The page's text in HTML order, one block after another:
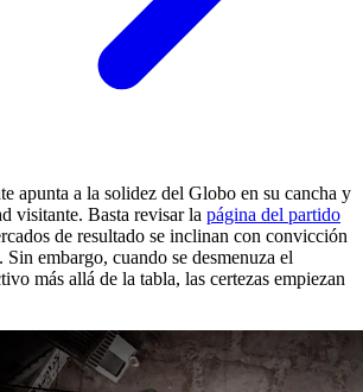
apunta a la solidez del Globo en su cancha y
visitante. Basta revisar la página del partido
de resultado se inclinan con convicción
embargo, cuando se desmenuza el
más allá de la tabla, las certezas empiezan